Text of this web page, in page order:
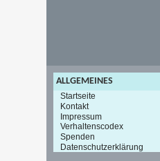
ALLGEMEINES
Startseite
Kontakt
Impressum
Verhaltenscodex
Spenden
Datenschutzerklärung